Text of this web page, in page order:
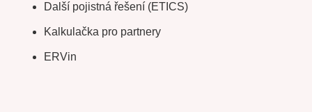
Další pojistná řešení (ETICS)
Kalkulačka pro partnery
ERVin